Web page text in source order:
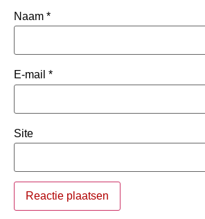
Naam *
E-mail *
Site